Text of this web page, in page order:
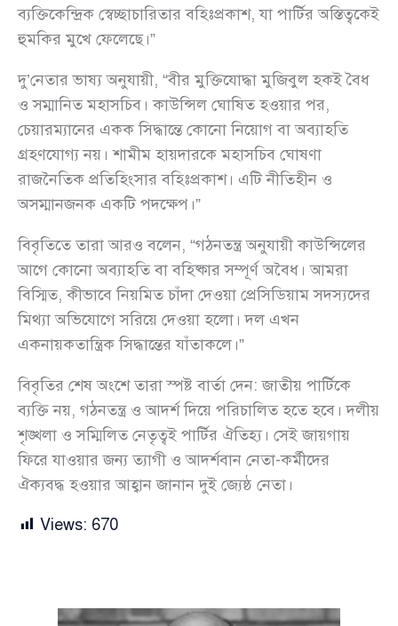
ব্যক্তিকেন্দ্রিক স্বেচ্ছাচারিতার বহিঃপ্রকাশ, যা পার্টির অস্তিত্বকেই
হুমকির মুখে ফেলেছে।”
দু’নেতার ভাষ্য অনুযায়ী, “বীর মুক্তিযোদ্ধা মুজিবুল হকই বৈধ
ও সম্মানিত মহাসচিব। কাউন্সিল ঘোষিত হওয়ার পর,
চেয়ারম্যানের একক সিদ্ধান্তে কোনো নিয়োগ বা অব্যাহতি
গ্রহণযোগ্য নয়। শামীম হায়দারকে মহাসচিব ঘোষণা
রাজনৈতিক প্রতিহিংসার বহিঃপ্রকাশ। এটি নীতিহীন ও
অসম্মানজনক একটি পদক্ষেপ।”
বিবৃতিতে তারা আরও বলেন, “গঠনতন্ত্র অনুযায়ী কাউন্সিলের
আগে কোনো অব্যাহতি বা বহিষ্কার সম্পূর্ণ অবৈধ। আমরা
বিস্মিত, কীভাবে নিয়মিত চাঁদা দেওয়া প্রেসিডিয়াম সদস্যদের
মিথ্যা অভিযোগে সরিয়ে দেওয়া হলো। দল এখন
একনায়কতান্ত্রিক সিদ্ধান্তের যাঁতাকলে।”
বিবৃতির শেষ অংশে তারা স্পষ্ট বার্তা দেন: জাতীয় পার্টিকে
ব্যক্তি নয়, গঠনতন্ত্র ও আদর্শ দিয়ে পরিচালিত হতে হবে। দলীয়
শৃঙ্খলা ও সম্মিলিত নেতৃত্বই পার্টির ঐতিহ্য। সেই জায়গায়
ফিরে যাওয়ার জন্য ত্যাগী ও আদর্শবান নেতা-কর্মীদের
ঐক্যবদ্ধ হওয়ার আহ্বান জানান দুই জ্যেষ্ঠ নেতা।
Views: 670